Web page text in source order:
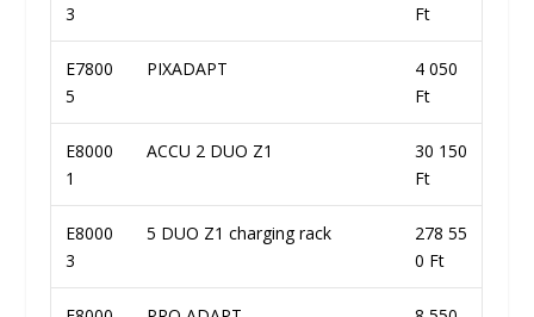
3
Ft
E7800
5
PIXADAPT
4 050
Ft
E8000
1
ACCU 2 DUO Z1
30 150
Ft
E8000
3
5 DUO Z1 charging rack
278 55
0 Ft